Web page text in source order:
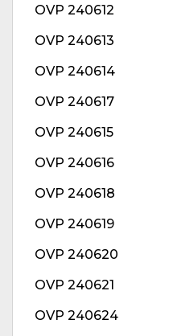
OVP 240612
OVP 240613
OVP 240614
OVP 240617
OVP 240615
OVP 240616
OVP 240618
OVP 240619
OVP 240620
OVP 240621
OVP 240624